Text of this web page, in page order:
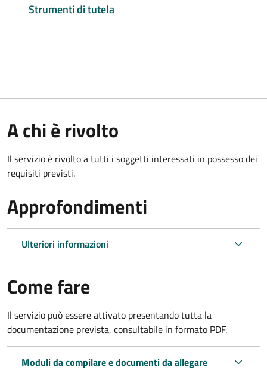
Strumenti di tutela
A chi è rivolto
Il servizio è rivolto a tutti i soggetti interessati in possesso dei
requisiti previsti.
Approfondimenti
Ulteriori informazioni
Come fare
Il servizio può essere attivato presentando tutta la
documentazione prevista, consultabile in formato PDF.
Moduli da compilare e documenti da allegare